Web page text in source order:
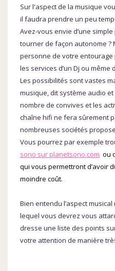
Sur l'aspect de la musique
il faudra prendre un peu
Avez-vous envie d’une
tourner de façon autonome ?
personne de votre entourage
les services d’un Dj ou même
Les possibilités sont vastes
musique, dit système audio
nombre de convives et les
chaîne hifi ne fera sûrement
nombreuses sociétés
Vous pourrez par exemple
sono sur planetsono.com ou
qui vous permettront d’avoir
moindre coût.
Bien entendu l’aspect musical
lequel vous devrez vous
dresse une liste des points
votre attention de manière